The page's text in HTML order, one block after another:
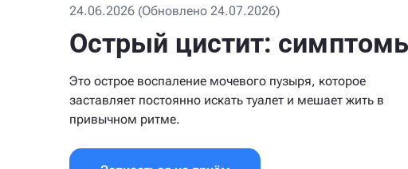
24.06.2026 (Обновлено 24.07.2026)
Острый цистит:
Это острое воспаление мочевого пузыря, которое
заставляет постоянно искать туалет и мешает жить в
привычном ритме.